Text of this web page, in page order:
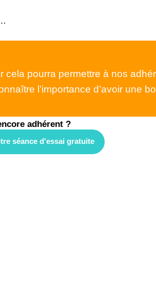
cela pourra permettre à nos
l’importance d’avoir une
adhérent ?
séance d'essai gratuite